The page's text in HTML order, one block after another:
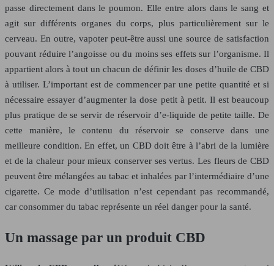
passe directement dans le poumon. Elle entre alors dans le sang et
agit sur différents organes du corps, plus particulièrement sur le
cerveau. En outre, vapoter peut-être aussi une source de satisfaction
pouvant réduire l’angoisse ou du moins ses effets sur l’organisme. Il
appartient alors à tout un chacun de définir les doses d’huile de CBD
à utiliser. L’important est de commencer par une petite quantité et si
nécessaire essayer d’augmenter la dose petit à petit. Il est beaucoup
plus pratique de se servir de réservoir d’e-liquide de petite taille. De
cette manière, le contenu du réservoir se conserve dans une
meilleure condition. En effet, un CBD doit être à l’abri de la lumière
et de la chaleur pour mieux conserver ses vertus. Les fleurs de CBD
peuvent être mélangées au tabac et inhalées par l’intermédiaire d’une
cigarette. Ce mode d’utilisation n’est cependant pas recommandé,
car consommer du tabac représente un réel danger pour la santé.
Un massage par un produit CBD